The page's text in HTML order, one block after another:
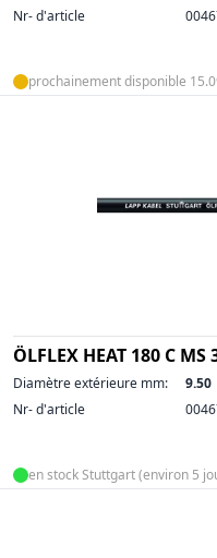
Nr- d'article
prochainement disponible
ÖLFLEX HEAT 180 C MS
Diamètre extérieure mm:
9.50
Nr- d'article
en stock Stuttgart (environ 5